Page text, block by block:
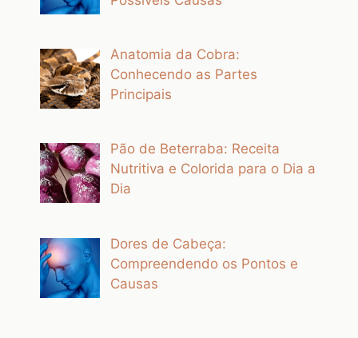
Anatomia da Cobra:
Conhecendo as Partes
Principais
Pão de Beterraba: Receita
Nutritiva e Colorida para o Dia a
Dia
Dores de Cabeça:
Compreendendo os Pontos e
Causas